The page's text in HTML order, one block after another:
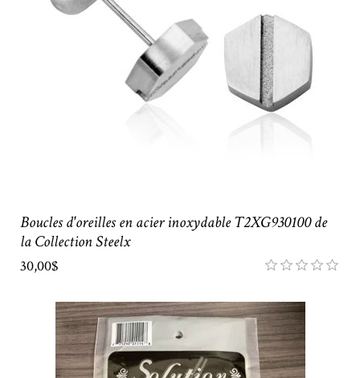
Boucles d'oreilles en acier inoxydable T2XG930100 de
la Collection Steelx
30,00$